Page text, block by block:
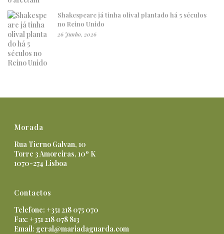
Shakespeare já tinha olival plantado há 5 séculos
no Reino Unido
26 Junho, 2026
Morada
Rua Tierno Galvan, 10
Torre 3 Amoreiras, 10º K
1070-274 Lisboa
Contactos
Telefone: +351 218 075 070
Fax: +351 218 078 813
Email: geral@mariadaguarda.com